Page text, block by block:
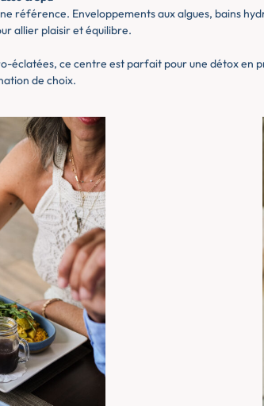
référence. Enveloppements aux algues, bains
allier plaisir et équilibre.
éclatées, ce centre est parfait pour une détox
de choix.